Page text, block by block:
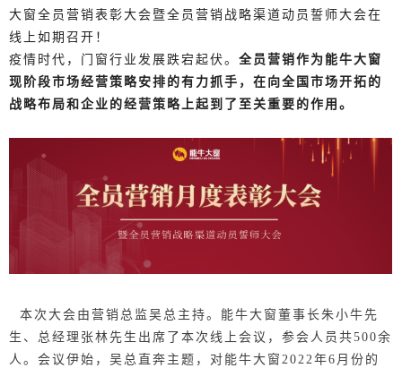
大窗全员营销表彰大会暨全员营销战略渠道动员誓师大会在
线上如期召开！
疫情时代，门窗行业发展跌宕起伏。 全员营销作为能牛大窗
现阶段市场经营策略安排的有力抓手，在向全国市场开拓的
战略布局和企业的经营策略上起到了至关重要的作用。
本次大会由营销总监吴总主持。能牛大窗董事长朱小牛先
生、总经理张林先生出席了本次线上会议，参会人员共500余
人。会议伊始，吴总直奔主题，对能牛大窗2022年6月份的